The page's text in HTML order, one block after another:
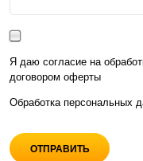
Я даю согласие на
договором оферты
Обработка персональных